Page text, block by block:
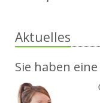
Aktuelles
Sie haben eine